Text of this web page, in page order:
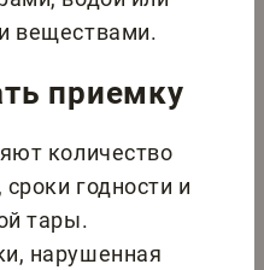
веществами.
приемку
количество
годности и
тары.
нарушенная